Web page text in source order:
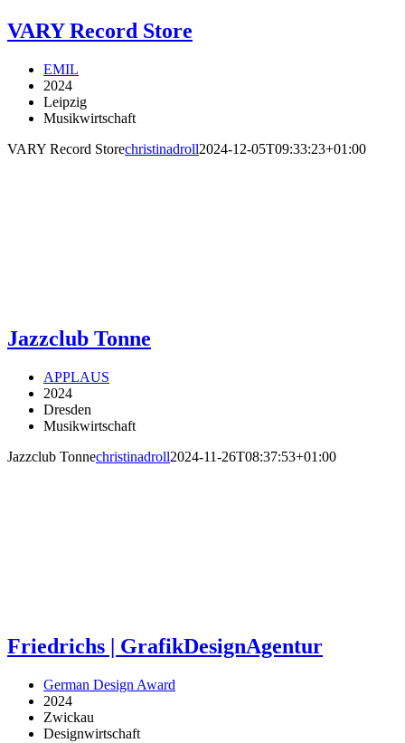
VARY Record Store
EMIL
2024
Leipzig
Musikwirtschaft
VARY Record Storechristinadroll2024-12-05T09:33:23+01:00
Jazzclub Tonne
APPLAUS
2024
Dresden
Musikwirtschaft
Jazzclub Tonnechristinadroll2024-11-26T08:37:53+01:00
Friedrichs | GrafikDesignAgentur
German Design Award
2024
Zwickau
Designwirtschaft